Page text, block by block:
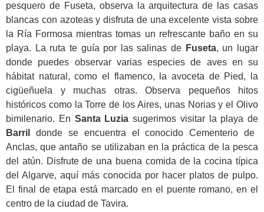
pesquero de Fuseta, observa la arquitectura de las casas
blancas con azoteas y disfruta de una excelente vista sobre
la Ría Formosa mientras tomas un refrescante baño en su
playa. La ruta te guía por las salinas de Fuseta, un lugar
donde puedes observar varias especies de aves en su
hábitat natural, como el flamenco, la avoceta de Pied, la
cigüeñuela y muchas otras. Observa pequeños hitos
históricos como la Torre de los Aires, unas Norias y el Olivo
bimilenario. En Santa Luzia sugerimos visitar la playa de
Barril
donde se encuentra el conocido Cementerio de
Anclas, que antaño se utilizaban en la práctica de la pesca
del atún. Disfrute de una buena comida de la cocina típica
del Algarve, aquí más conocida por hacer platos de pulpo.
El final de etapa está marcado en el puente romano, en el
centro de la ciudad de Tavira.